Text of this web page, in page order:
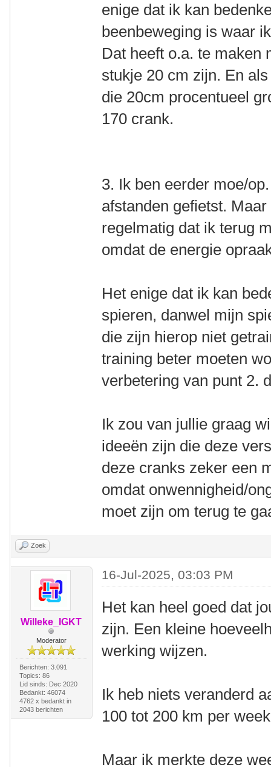
enige dat ik kan
beenbeweging is waar
Dat heeft o.a. te maken
stukje 20 cm zijn. En
die 20cm procentueel
170 crank.
3. Ik ben eerder moe/
afstanden gefietst.
regelmatig dat ik terug
omdat de energie
Het enige dat ik kan
spieren, danwel mijn
die zijn hierop niet
training beter moeten
verbetering van punt 2.
Ik zou van jullie graag
ideeën zijn die deze
deze cranks zeker een
omdat onwennigheid/
moet zijn om terug te
Zoek
Willeke_IGKT
Moderator
Berichten: 3.091
Topics: 86
Lid sinds: Dec 2020
Bedankt: 46074
4762 x bedankt in
2043 berichten
16-Jul-2025, 03:03 PM
Het kan heel goed dat
zijn. Een kleine
werking wijzen.
Ik heb niets veranderd
100 tot 200 km per
Maar ik merkte deze